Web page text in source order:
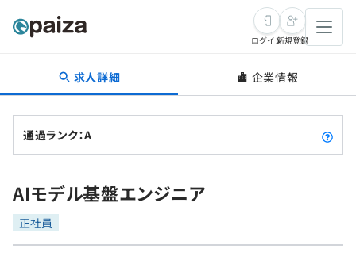
転職・キャリア
転職成功ガイド
転職エージェント
インタビュー
新卒就活
求人検索
本選考
学習
講座一覧
スキルチェック
ログイン新規登録
求人詳細 企業情報
通過ランク：A
AIモデル基盤エンジニア
正社員